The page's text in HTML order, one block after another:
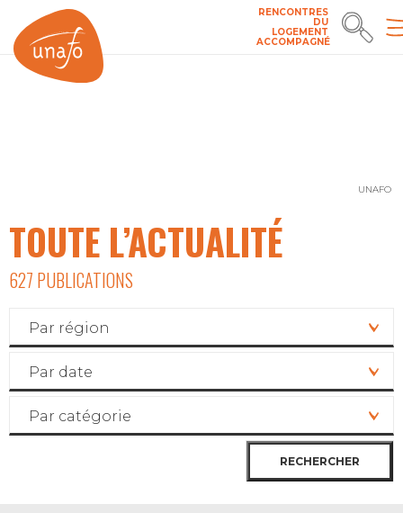
RENCONTRES
DU
LOGEMENT
ACCOMPAGNÉ
UNAFO
TOUTE L’ACTUALITÉ
627 PUBLICATIONS